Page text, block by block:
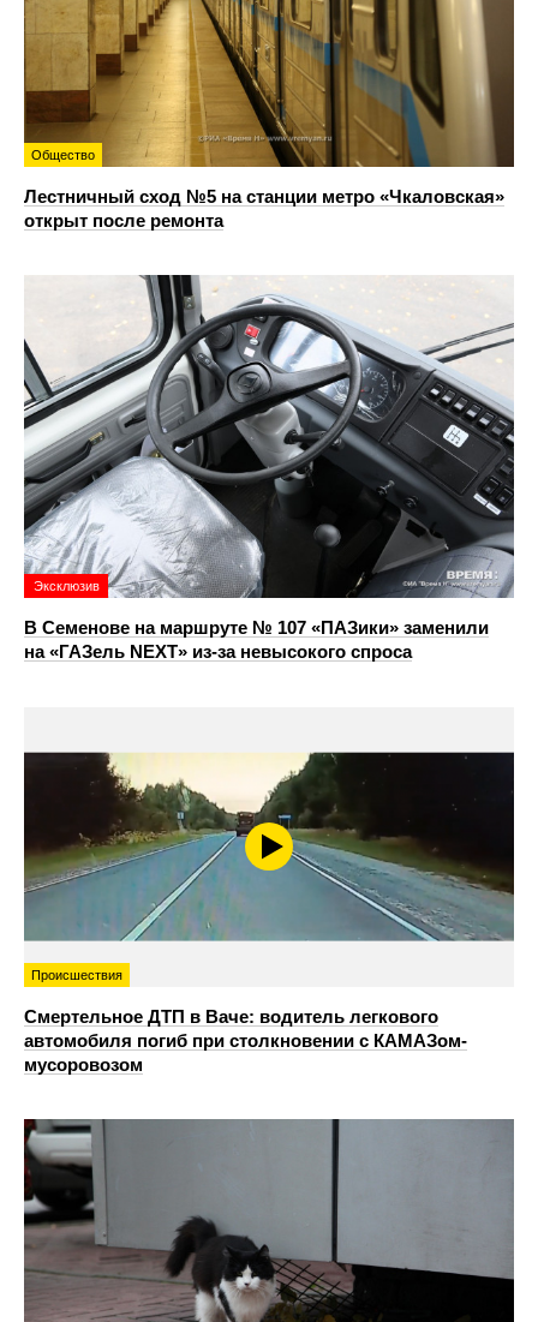
Общество
Лестничный сход №5 на станции метро «Чкаловская»
открыт после ремонта
Эксклюзив
В Семенове на маршруте № 107 «ПАЗики» заменили
на «ГАЗель NEXT» из‑за невысокого спроса
Происшествия
Смертельное ДТП в Ваче: водитель легкового
автомобиля погиб при столкновении с КАМАЗом-
мусоровозом